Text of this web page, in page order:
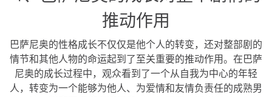
推动作用
巴萨尼奥的性格成长不仅仅是他个人的转变，还对整部剧的
情节和其他人物的命运起到了至关重要的推动作用。在巴萨
尼奥的成长过程中，观众看到了一个从自我为中心的年轻
人，转变为一个能够为他人、为爱情和友情负责任的成熟男